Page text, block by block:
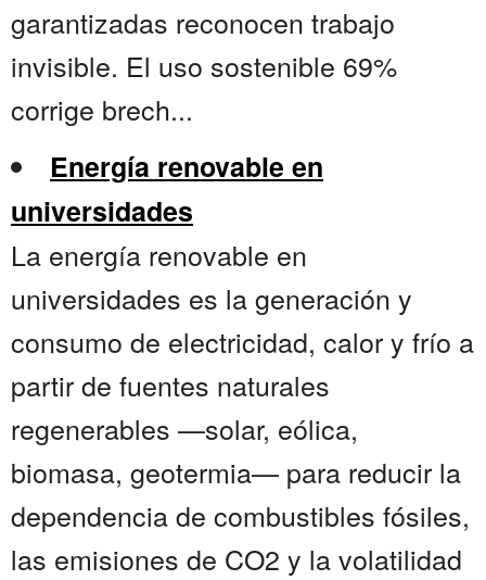
garantizadas reconocen trabajo
invisible. El uso sostenible 69%
corrige brech...
Energía renovable en
universidades
La energía renovable en
universidades es la generación y
consumo de electricidad, calor y frío a
partir de fuentes naturales
regenerables —solar, eólica,
biomasa, geotermia— para reducir la
dependencia de combustibles fósiles,
las emisiones de CO2 y la volatilidad